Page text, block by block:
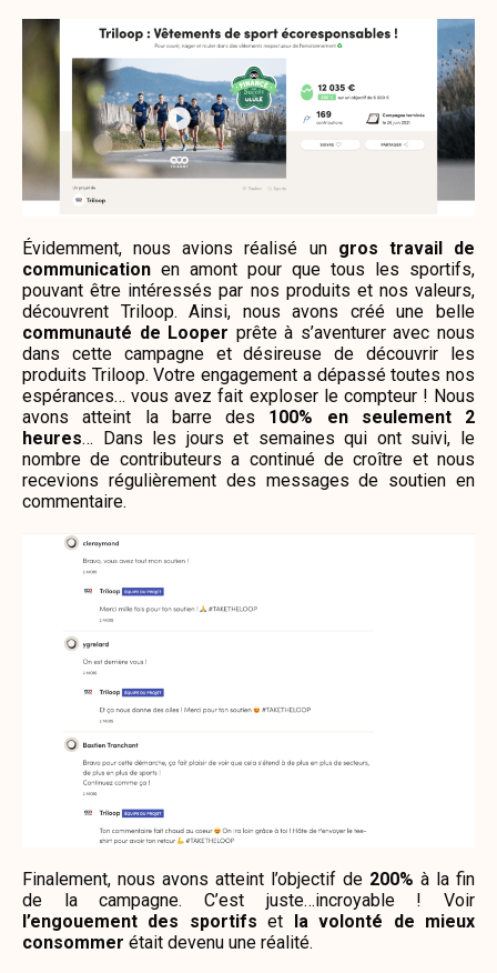
Évidemment, nous avions réalisé un gros travail de
communication en amont pour que tous les sportifs,
pouvant être intéressés par nos produits et nos valeurs,
découvrent Triloop. Ainsi, nous avons créé une belle
communauté de Looper prête à s’aventurer avec nous
dans cette campagne et désireuse de découvrir les
produits Triloop. Votre engagement a dépassé toutes nos
espérances… vous avez fait exploser le compteur ! Nous
avons atteint la barre des 100% en seulement 2
heures… Dans les jours et semaines qui ont suivi, le
nombre de contributeurs a continué de croître et nous
recevions régulièrement des messages de soutien en
commentaire.
Finalement, nous avons atteint l’objectif de 200% à la fin
de la campagne. C’est juste…incroyable ! Voir
l’engouement des sportifs et la volonté de mieux
consommer était devenu une réalité.